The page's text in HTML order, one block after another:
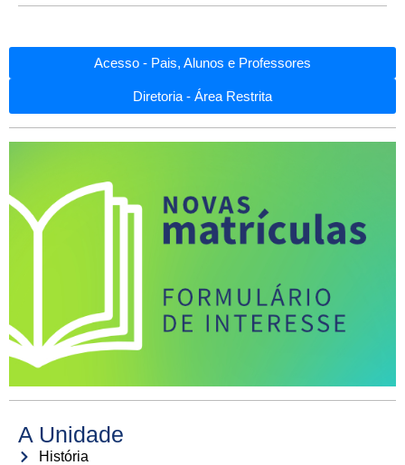
Acesso - Pais, Alunos e Professores
Diretoria - Área Restrita
A Unidade
História